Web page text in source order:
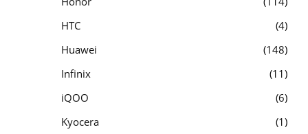
HTC
4
Huawei
148
Infinix
11
iQOO
6
Kyocera
1